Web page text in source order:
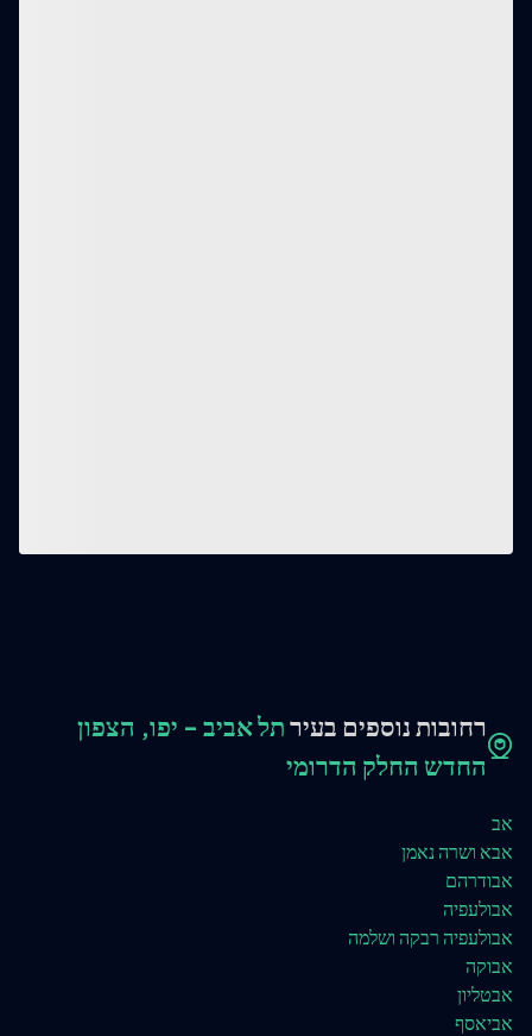
רחובות נוספים בעירתל אביב - יפו, הצפון
החדש החלק הדרומי
אב
אבא ושרה נאמן
אבודרהם
אבולעפיה
אבולעפיה רבקה ושלמה
אבוקה
אבטליון
אביאסף